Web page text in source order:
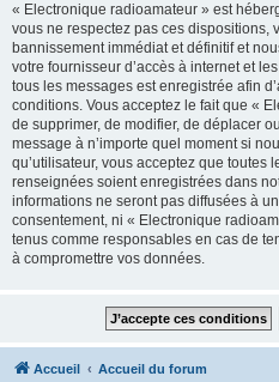
« Electronique radioamateur » est
vous ne respectez pas ces dispositions,
bannissement immédiat et définitif et
votre fournisseur d’accès à internet et
tous les messages est enregistrée afin
conditions. Vous acceptez le fait que «
de supprimer, de modifier, de déplacer
message à n’importe quel moment si
qu’utilisateur, vous acceptez que toutes
renseignées soient enregistrées dans
informations ne seront pas diffusées à
consentement, ni « Electronique
tenus comme responsables en cas de
à compromettre vos données.
Accueil Accueil du forum